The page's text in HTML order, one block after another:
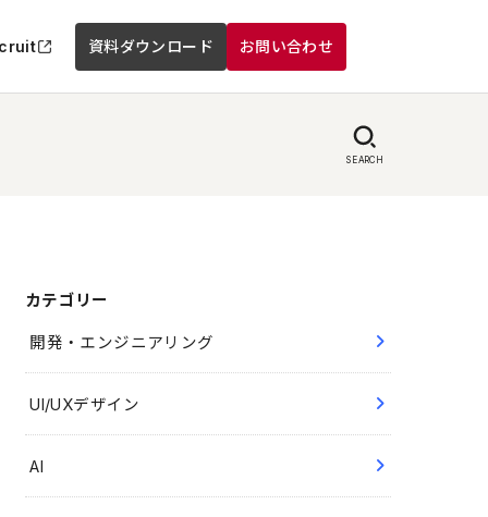
資料ダウンロード お問い合わせ
SEARCH
カテゴリー
開発・エンジニアリング
UI/UXデザイン
AI